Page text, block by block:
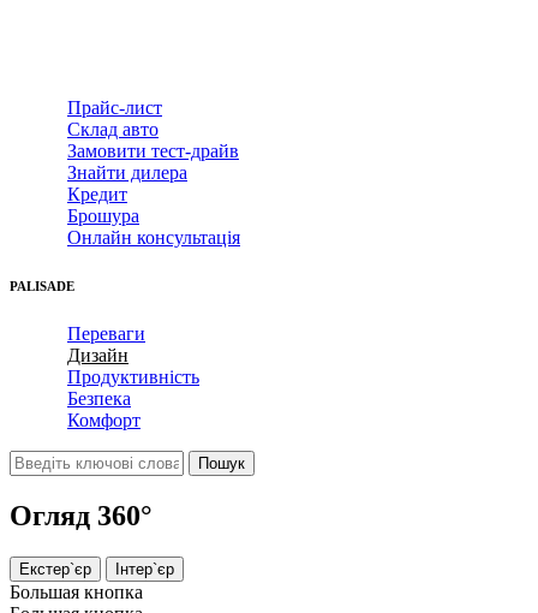
Прайс-лист
Склад авто
Замовити тест-драйв
Знайти дилера
Кредит
Брошура
Онлайн консультація
PALISADE
Переваги
Дизайн
Продуктивність
Безпека
Комфорт
Огляд 360°
Екстер`єр Інтер`єр
Большая кнопка